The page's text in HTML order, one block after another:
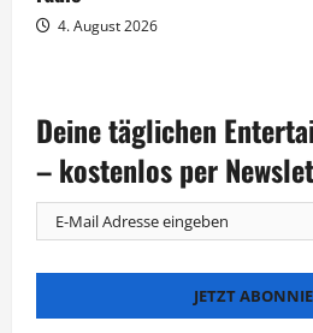
4. August 2026
Deine täglichen
– kostenlos per